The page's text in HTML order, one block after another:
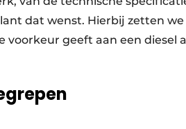
dat wenst. Hierbij zetten
geeft aan een diesel